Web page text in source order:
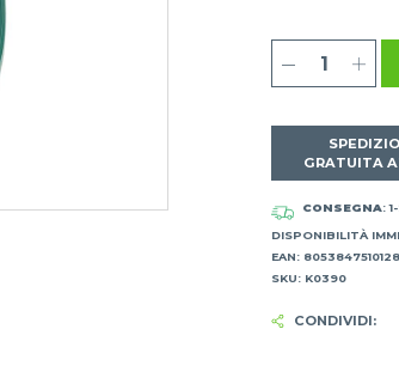
GRATUITA
CONSEGNA:
DISPONIBILITÀ
EAN: 8053847510128
SKU: K0390
CONDIVIDI: